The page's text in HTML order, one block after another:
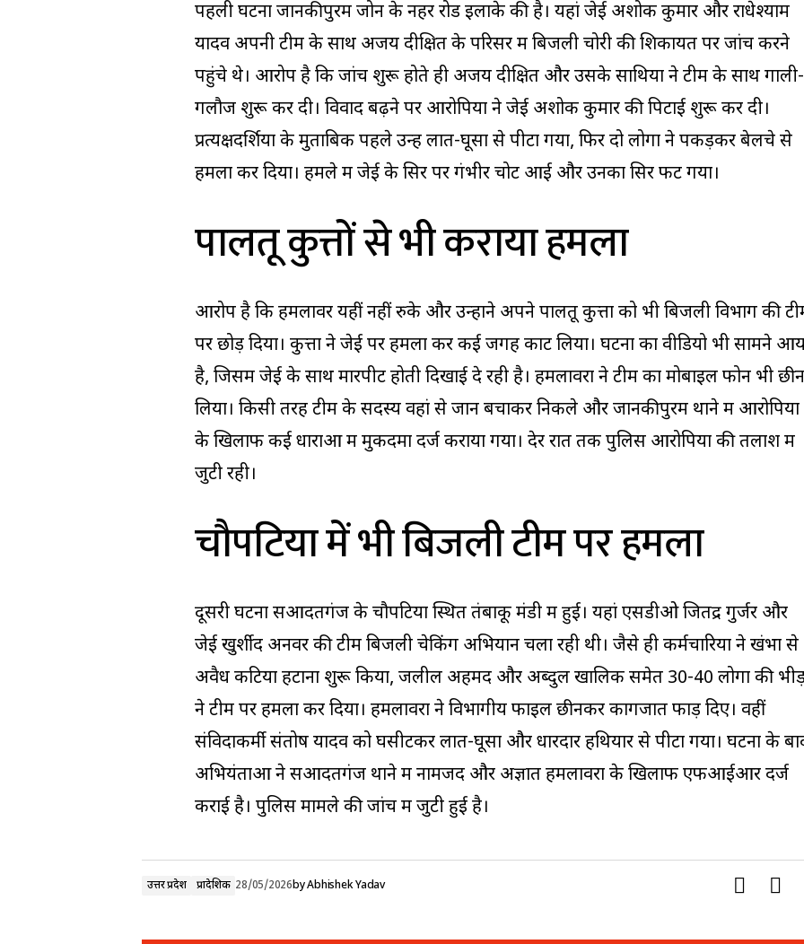
पहली घटना जानकीपुरम जोन के नहर रोड इलाके की है। यहां जेई अशोक कुमार और राधेश्याम
यादव अपनी टीम के साथ अजय दीक्षित के परिसर में बिजली चोरी की शिकायत पर जांच करने
पहुंचे थे। आरोप है कि जांच शुरू होते ही अजय दीक्षित और उसके साथियों ने टीम के साथ गाली-
गलौज शुरू कर दी। विवाद बढ़ने पर आरोपियों ने जेई अशोक कुमार की पिटाई शुरू कर दी।
प्रत्यक्षदर्शियों के मुताबिक पहले उन्हें लात-घूसों से पीटा गया, फिर दो लोगों ने पकड़कर बेलचे से
हमला कर दिया। हमले में जेई के सिर पर गंभीर चोट आई और उनका सिर फट गया।
पालतू कुत्तों से भी कराया हमला
आरोप है कि हमलावर यहीं नहीं रुके और उन्होंने अपने पालतू कुत्तों को भी बिजली विभाग की
पर छोड़ दिया। कुत्तों ने जेई पर हमला कर कई जगह काट लिया। घटना का वीडियो भी सामने
है, जिसमें जेई के साथ मारपीट होती दिखाई दे रही है। हमलावरों ने टीम का मोबाइल फोन भी छीन
लिया। किसी तरह टीम के सदस्य वहां से जान बचाकर निकले और जानकीपुरम थाने में आरोपियों
के खिलाफ कई धाराओं में मुकदमा दर्ज कराया गया। देर रात तक पुलिस आरोपियों की तलाश में
जुटी रही।
चौपटिया में भी बिजली टीम पर हमला
दूसरी घटना सआदतगंज के चौपटिया स्थित तंबाकू मंडी में हुई। यहां एसडीओ जितेंद्र गुर्जर और
जेई खुर्शीद अनवर की टीम बिजली चेकिंग अभियान चला रही थी। जैसे ही कर्मचारियों ने खंभों से
अवैध कटिया हटाना शुरू किया, जलील अहमद और अब्दुल खालिक समेत 30-40 लोगों की
ने टीम पर हमला कर दिया। हमलावरों ने विभागीय फाइलें छीनकर कागजात फाड़ दिए। वहीं
संविदाकर्मी संतोष यादव को घसीटकर लात-घूसों और धारदार हथियार से पीटा गया। घटना के
अभियंताओं ने सआदतगंज थाने में नामजद और अज्ञात हमलावरों के खिलाफ एफआईआर दर्ज
कराई है। पुलिस मामले की जांच में जुटी हुई है।
उत्तर प्रदेश प्रादेशिक 28/05/2026byAbhishek Yadav